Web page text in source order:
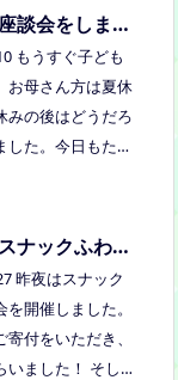
●ひだ
がゲストスピー
：つむぎ高梁
日時：令和8年8
時30分終了（予
倉敷市玉島阿賀
り、ゲームあ
代交流夏祭りで
くださいね！
座談会をしまし
もうすぐ子ども
お母さん方は夏休
みの後はどうだろ
した。今日もたく
がおられました
スナックふわさ
昨夜はスナック
開催しました。
付をいただき、
いました！ そし